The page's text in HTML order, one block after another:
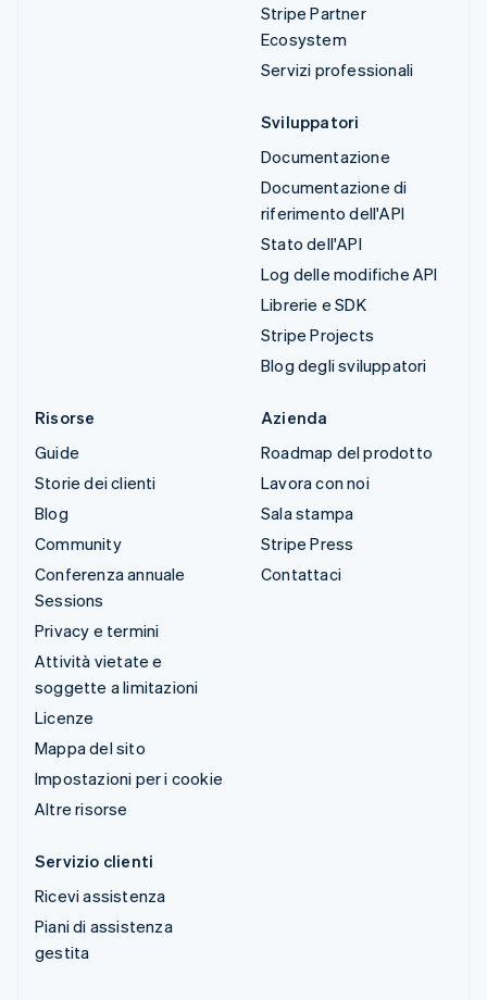
Stripe Partner
Ecosystem
Servizi professionali
Sviluppatori
Documentazione
Documentazione di
riferimento dell'API
Stato dell'API
Log delle modifiche API
Librerie e SDK
Stripe Projects
Blog degli sviluppatori
Risorse
Guide
Storie dei clienti
Blog
Community
Conferenza annuale
Sessions
Privacy e termini
Attività vietate e
soggette a limitazioni
Licenze
Mappa del sito
Impostazioni per i cookie
Altre risorse
Azienda
Roadmap del prodotto
Lavora con noi
Sala stampa
Stripe Press
Contattaci
Servizio clienti
Ricevi assistenza
Piani di assistenza
gestita